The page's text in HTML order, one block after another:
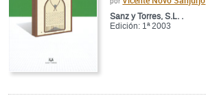
Sanz y Torres, S.L. .
Edición: 1ª 2003